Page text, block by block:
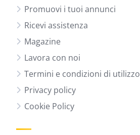
Promuovi i tuoi annunci
Ricevi assistenza
Magazine
Lavora con noi
Termini e condizioni di utilizzo
Privacy policy
Cookie Policy